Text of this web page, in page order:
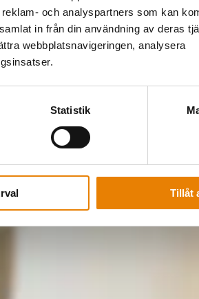
och analyspartners som kan
in från din användning av deras
webbplatsnavigeringen, analysera
Statistik
Tillåt